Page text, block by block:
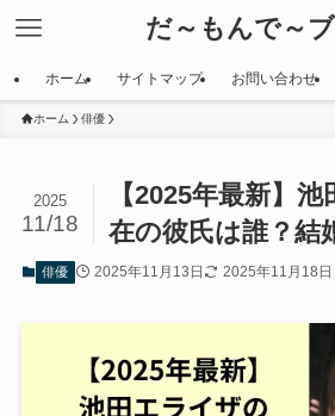
だ～もんで～
ホーム サイトマップ お問い合わせ
ホーム 俳優
【2025年最新】
在の彼氏は誰？結
2025
11/18
俳優 2025年11月13日 2025年11月18日